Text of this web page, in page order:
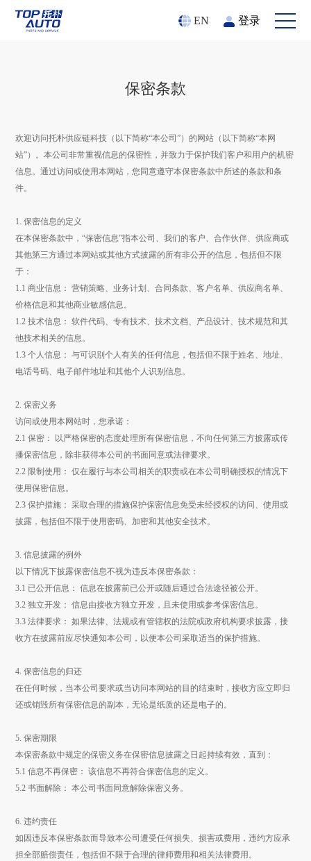
EN 登录
保密条款
欢迎访问托朴供应链科技（以下简称“本公司”）的网站（以下简称“本网
站”）。本公司非常重视信息的保密性，并致力于保护我们客户和用户的机密
信息。通过访问或使用本网站，您同意遵守本保密条款中所述的条款和条
件。
1. 保密信息的定义
在本保密条款中，“保密信息”指本公司、我们的客户、合作伙伴、供应商或
其他第三方通过本网站或其他方式披露的所有非公开的信息，包括但不限
于：
1.1 商业信息： 营销策略、业务计划、合同条款、客户名单、供应商名单、
价格信息和其他商业敏感信息。
1.2 技术信息： 软件代码、专有技术、技术文档、产品设计、技术规范和其
他技术相关的信息。
1.3 个人信息： 与可识别个人有关的任何信息，包括但不限于姓名、地址、
电话号码、电子邮件地址和其他个人识别信息。
2. 保密义务
访问或使用本网站时，您承诺：
2.1 保密： 以严格保密的态度处理所有保密信息，不向任何第三方披露或传
播保密信息，除非获得本公司的书面同意或法律要求。
2.2 限制使用： 仅在履行与本公司相关的职责或在本公司明确授权的情况下
使用保密信息。
2.3 保护措施： 采取合理的措施保护保密信息免受未经授权的访问、使用或
披露，包括但不限于使用密码、加密和其他安全技术。
3. 信息披露的例外
以下情况下披露保密信息不视为违反本保密条款：
3.1 已公开信息： 信息在披露前已公开或随后通过合法途径被公开。
3.2 独立开发： 信息由接收方独立开发，且未使用或参考保密信息。
3.3 法律要求： 如果法律、法规或有管辖权的法院或政府机构要求披露，接
收方在披露前应尽快通知本公司，以便本公司采取适当的保护措施。
4. 保密信息的归还
在任何时候，当本公司要求或当访问本网站的目的结束时，接收方应立即归
还或销毁所有保密信息的副本，无论是纸质的还是电子的。
5. 保密期限
本保密条款中规定的保密义务在保密信息披露之日起持续有效，直到：
5.1 信息不再保密： 该信息不再符合保密信息的定义。
5.2 书面解除： 本公司书面同意解除保密义务。
6. 违约责任
如因违反本保密条款而导致本公司遭受任何损失、损害或费用，违约方应承
担全部赔偿责任，包括但不限于合理的律师费用和相关法律费用。